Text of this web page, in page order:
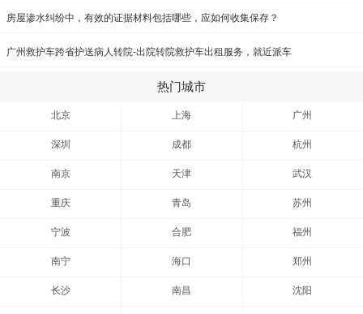
房屋渗水纠纷中，有效的证据材料包括哪些，应如何收集保存？
广州救护车跨省护送病人转院-出院转院救护车出租服务，就近派车
热门城市
北京 上海 广州
深圳 成都 杭州
南京 天津 武汉
重庆 青岛 苏州
宁波 合肥 福州
南宁 海口 郑州
长沙 南昌 沈阳